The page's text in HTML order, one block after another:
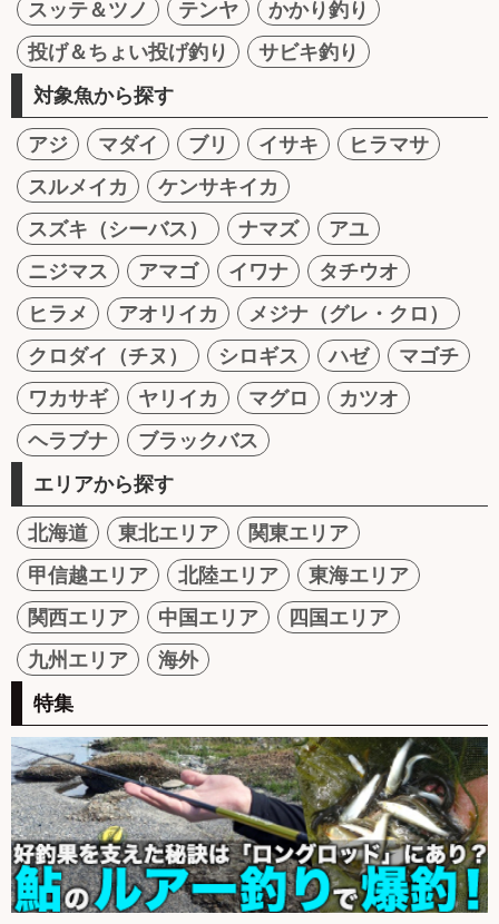
スッテ＆ツノ
テンヤ
かかり釣り
投げ＆ちょい投げ釣り
サビキ釣り
対象魚から探す
アジ マダイ ブリ イサキ
ヒラマサ
スルメイカ
ケンサキイカ
スズキ（シーバス）
ナマズ
アユ
ニジマス
アマゴ イワナ
タチウオ
ヒラメ
アオリイカ
メジナ（グレ・クロ）
クロダイ（チヌ）
シロギス ハゼ
マゴチ
ワカサギ
ヤリイカ マグロ
カツオ
ヘラブナ
ブラックバス
エリアから探す
北海道 東北エリア
関東エリア
甲信越エリア
北陸エリア
東海エリア
関西エリア
中国エリア
四国エリア
九州エリア
海外
特集